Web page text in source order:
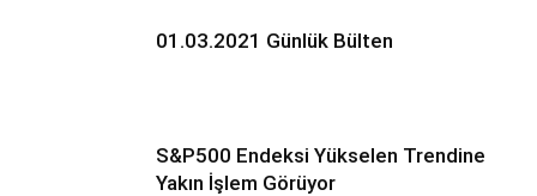
01.03.2021 Günlük Bülten
S&P500 Endeksi Yükselen Trendine
Yakın İşlem Görüyor